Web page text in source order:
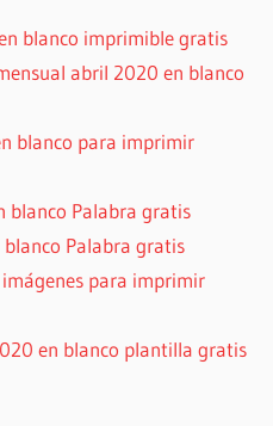
blanco imprimible gratis
abril 2020 en blanco
blanco para imprimir
blanco Palabra gratis
Palabra gratis
para imprimir
en blanco plantilla gratis